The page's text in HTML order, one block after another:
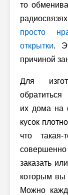
то
просто
открытки.
причиной
Для
их дома на
кусок
что
заказать
которым вы
Можно